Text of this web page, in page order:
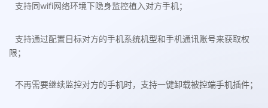
支持同wifi网络环境下隐身监控植入对方手机；
支持通过配置目标对方的手机系统机型和手机通讯账号来获取权
限；
不再需要继续监控对方的手机时，支持一键卸载被控端手机插件；